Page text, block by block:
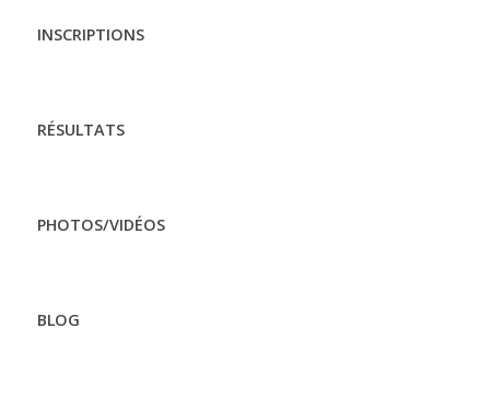
INSCRIPTIONS
RÉSULTATS
PHOTOS/VIDÉOS
BLOG